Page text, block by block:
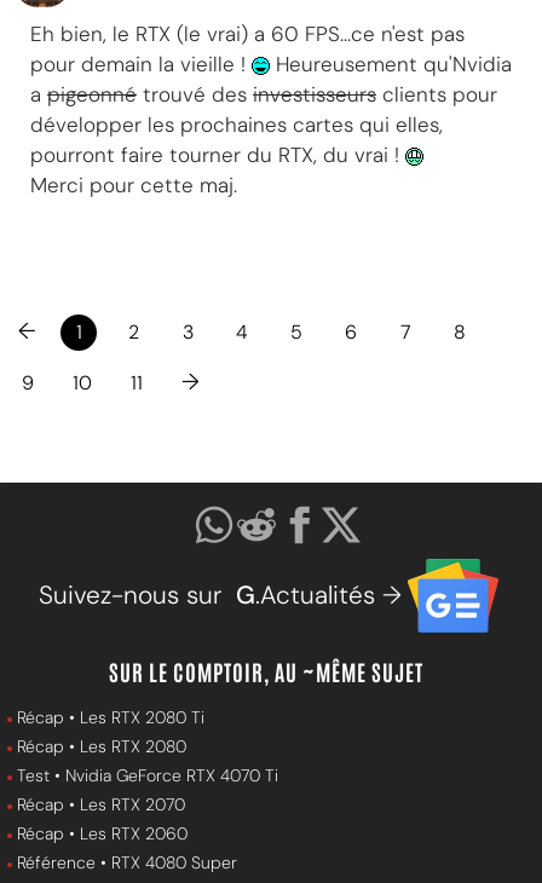
Eh bien, le RTX (le vrai) a 60 FPS...ce n'est pas
pour demain la vieille !
Heureusement qu'Nvidia
a pigeonné trouvé des investisseurs clients pour
développer les prochaines cartes qui elles,
pourront faire tourner du RTX, du vrai !
Merci pour cette maj.
← 1 2 3 4 5 6 7
8
9
10 11 →
Suivez-nous sur G.Actualités →
SUR LE COMPTOIR, AU ~MÊME SUJET
Récap • Les RTX 2080 Ti
Récap • Les RTX 2080
Test • Nvidia GeForce RTX 4070 Ti
Récap • Les RTX 2070
Récap • Les RTX 2060
Référence • RTX 4080 Super